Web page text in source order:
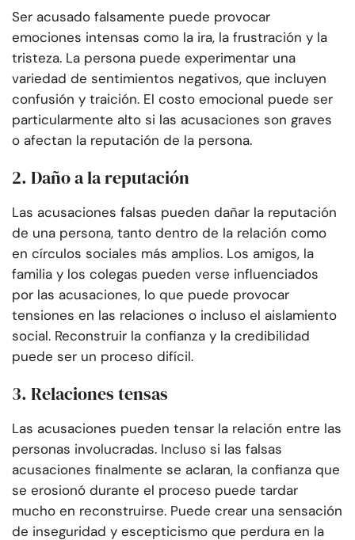
Ser acusado falsamente puede provocar
emociones intensas como la ira, la frustración y la
tristeza. La persona puede experimentar una
variedad de sentimientos negativos, que incluyen
confusión y traición. El costo emocional puede ser
particularmente alto si las acusaciones son graves
o afectan la reputación de la persona.
2. Daño a la reputación
Las acusaciones falsas pueden dañar la reputación
de una persona, tanto dentro de la relación como
en círculos sociales más amplios. Los amigos, la
familia y los colegas pueden verse influenciados
por las acusaciones, lo que puede provocar
tensiones en las relaciones o incluso el aislamiento
social. Reconstruir la confianza y la credibilidad
puede ser un proceso difícil.
3. Relaciones tensas
Las acusaciones pueden tensar la relación entre las
personas involucradas. Incluso si las falsas
acusaciones finalmente se aclaran, la confianza que
se erosionó durante el proceso puede tardar
mucho en reconstruirse. Puede crear una sensación
de inseguridad y escepticismo que perdura en la